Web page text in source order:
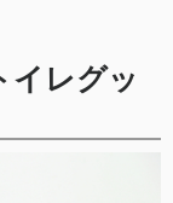
イレグッ